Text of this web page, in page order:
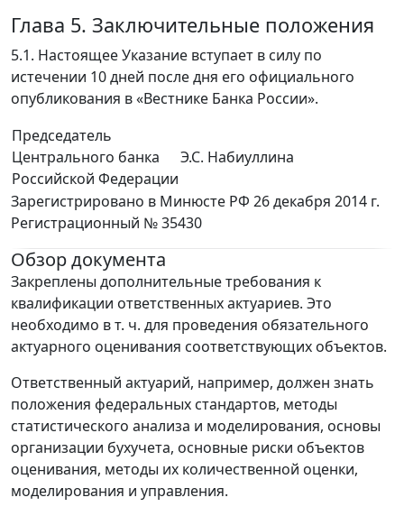
Глава 5. Заключительные положения
5.1. Настоящее Указание вступает в силу по
истечении 10 дней после дня его официального
опубликования в «Вестнике Банка России».
Председатель
Центрального банка
Российской Федерации
Э.С. Набиуллина
Зарегистрировано в Минюсте РФ 26 декабря 2014 г.
Регистрационный № 35430
Обзор документа
Закреплены дополнительные требования к
квалификации ответственных актуариев. Это
необходимо в т. ч. для проведения обязательного
актуарного оценивания соответствующих объектов.
Ответственный актуарий, например, должен знать
положения федеральных стандартов, методы
статистического анализа и моделирования, основы
организации бухучета, основные риски объектов
оценивания, методы их количественной оценки,
моделирования и управления.